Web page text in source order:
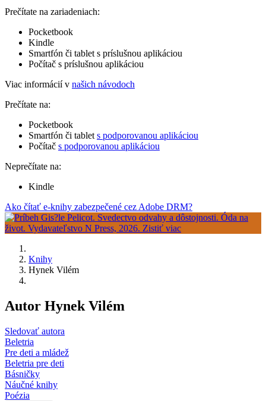
Prečítate na zariadeniach:
Pocketbook
Kindle
Smartfón či tablet s príslušnou aplikáciou
Počítač s príslušnou aplikáciou
Viac informácií v našich návodoch
Prečítate na:
Pocketbook
Smartfón či tablet s podporovanou aplikáciou
Počítač s podporovanou aplikáciou
Neprečítate na:
Kindle
Ako čítať e-knihy zabezpečené cez Adobe DRM?
Knihy
Hynek Vilém
Autor Hynek Vilém
Sledovať autora
Beletria
Pre deti a mládež
Beletria pre deti
Básničky
Náučné knihy
Poézia